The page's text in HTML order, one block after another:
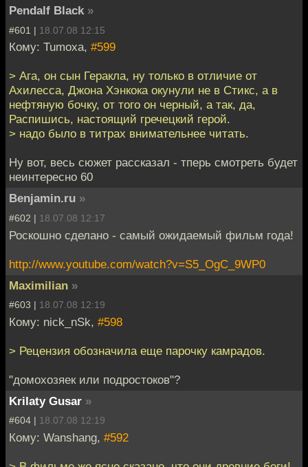
Pendalf Black »
#601 | 18.07.08 12:15
Кому: Tumoxa, #599
> Ага, он сын Геракла, ну только в отличие от
Ахилесса, Джона Хэнкока окунули не в Стикс, а в
нефтяную бочку, от того он черный, а так, да,
Распишись, настоящий гречецкий герой.
> надо было в титрах внимательнее читать.
Ну вот, весь сюжет рассказал - тперь смотреть будет
неинтересно 60
Benjamin.ru »
#602 | 18.07.08 12:17
Роскошно сделано - самый ожидаемый фильм года!
http://www.youtube.com/watch?v=S5_OgC_9WP0
Maximilian »
#603 | 18.07.08 12:19
Кому: nick_nSk, #598
> Рецензия обозначила еще парочку камрадов.
"домохозяек или подростоков"?
Krilaty Gusar »
#604 | 18.07.08 12:19
Кому: Wanshang, #592